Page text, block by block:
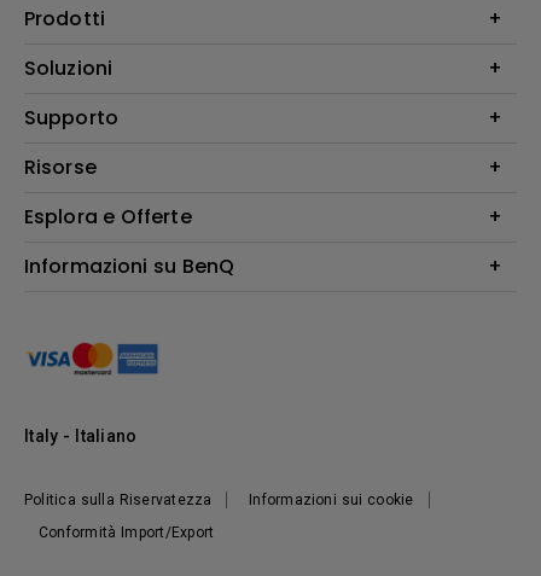
Prodotti
Videoproiettori
Illuminazione
Altoparlante
Soluzioni
Education/Formazione
Supporto
Contatti
FAQ BenQ Shop
Returns BenQ Shop
Risorse
Find Your Perfect Projector
Centro informazioni
Esplora e Offerte
Events, Promotions & Webinars
Informazioni su BenQ
Responsabilità sociale d'impresa
Notizie
Politica sulla Riservatezza
Informazioni sui cookie
Conformità Import/Export
Italy - Italiano